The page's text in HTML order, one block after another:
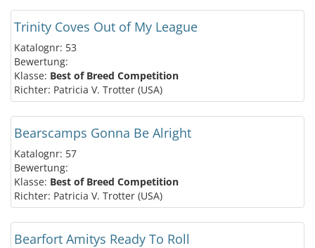
Trinity Coves Out of My League
Katalognr: 53
Bewertung:
Klasse: Best of Breed Competition
Richter: Patricia V. Trotter (USA)
Bearscamps Gonna Be Alright
Katalognr: 57
Bewertung:
Klasse: Best of Breed Competition
Richter: Patricia V. Trotter (USA)
Bearfort Amitys Ready To Roll